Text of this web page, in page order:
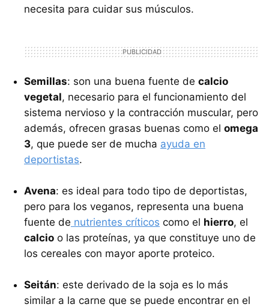
necesita para cuidar sus músculos.
Semillas: son una buena fuente de calcio
vegetal, necesario para el funcionamiento del
sistema nervioso y la contracción muscular, pero
además, ofrecen grasas buenas como el omega
3, que puede ser de mucha ayuda en
deportistas.
Avena: es ideal para todo tipo de deportistas,
pero para los veganos, representa una buena
fuente de nutrientes críticos como el hierro, el
calcio o las proteínas, ya que constituye uno de
los cereales con mayor aporte proteico.
Seitán: este derivado de la soja es lo más
similar a la carne que se puede encontrar en el